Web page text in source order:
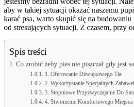
aby w takiej sytuacji okazać naszemu
karać psa, warto skupić się na
od stresujących sytuacji. Z czasem, przy
Spis treści
Co zrobić żeby pies nie piszczał gdy jest
1. Oferowanie Dźwiękowego Tła
2. Wykorzystanie Specjalnych
3. Stopniowe Przyzwyczajanie Do
4. Stworzenie Komfortowego Miejsca